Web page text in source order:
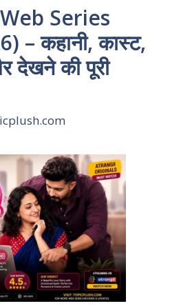
Series
– कहानी, कास्ट,
देखने की पूरी